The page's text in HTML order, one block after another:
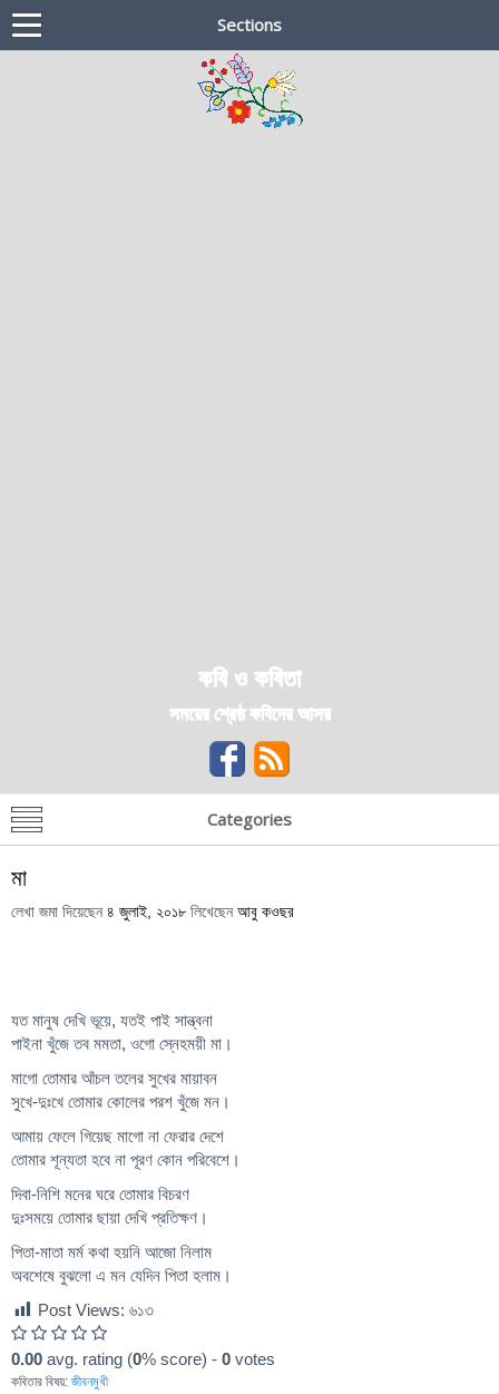
Sections
কবি ও কবিতা
সময়ের শ্রেষ্ঠ কবিদের আসর
Categories
মা
লেখা জমা দিয়েছেন ৪ জুলাই, ২০১৮লিখেছেন আবু কওছর
যত মানুষ দেখি ভূয়ে, যতই পাই সান্ত্বনা
পাইনা খুঁজে তব মমতা, ওগো স্নেহময়ী মা।
মাগো তোমার আঁচল তলের সুখের মায়াবন
সুখে-দুঃখে তোমার কোলের পরশ খুঁজে মন।
আমায় ফেলে গিয়েছ মাগো না ফেরার দেশে
তোমার শূন্যতা হবে না পূরণ কোন পরিবেশে।
দিবা-নিশি মনের ঘরে তোমার বিচরণ
দুঃসময়ে তোমার ছায়া দেখি প্রতিক্ষণ।
পিতা-মাতা মর্ম কথা হয়নি আজো নিলাম
অবশেষে বুঝলো এ মন যেদিন পিতা হলাম।
Post Views: ৬১৩
0.00 avg. rating (0% score) - 0 votes
কবিতার বিষয়: জীবনমুখী